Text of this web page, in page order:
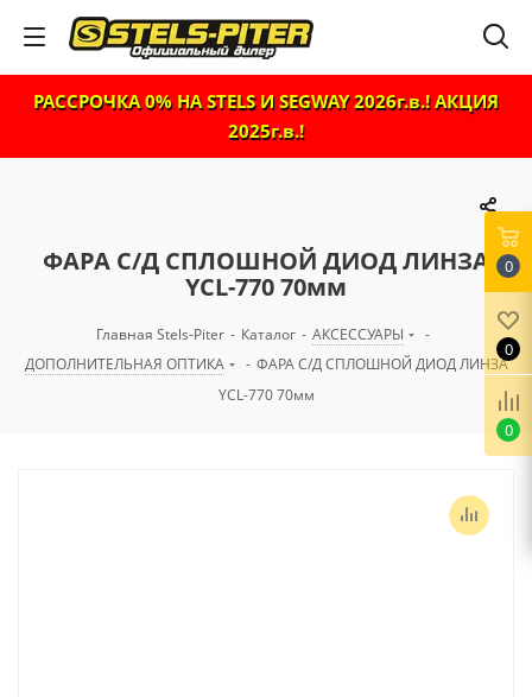
РАССРОЧКА 0% НА STELS И SEGWAY 2026г.в.! АКЦИЯ
2025г.в.!
ФАРА С/Д СПЛОШНОЙ ДИОД ЛИНЗА
YCL-770 70мм
Главная Stels-Piter - Каталог - АКСЕССУАРЫ
-
ДОПОЛНИТЕЛЬНАЯ ОПТИКА
- ФАРА С/Д СПЛОШНОЙ ДИОД ЛИНЗА
YCL-770 70мм
0
0
0